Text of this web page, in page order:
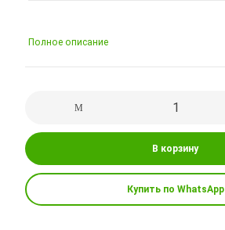
Полное описание
В корзину
Купить по WhatsApp